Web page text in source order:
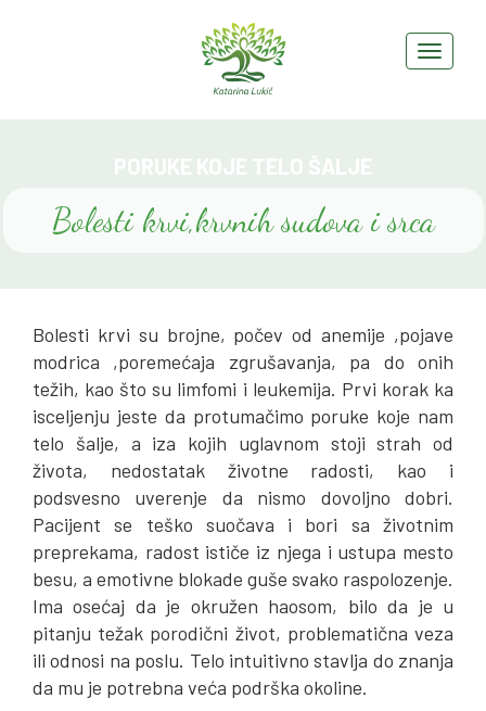
Bolesti krvi,krvnih sudova i srca
Bolesti krvi su brojne, počev od anemije ,pojave
modrica ,poremećaja zgrušavanja, pa do onih
težih, kao što su limfomi i leukemija. Prvi korak ka
isceljenju jeste da protumačimo poruke koje nam
telo šalje, a iza kojih uglavnom stoji strah od
života, nedostatak životne radosti, kao i
podsvesno uverenje da nismo dovoljno dobri.
Pacijent se teško suočava i bori sa životnim
preprekama, radost ističe iz njega i ustupa mesto
besu, a emotivne blokade guše svako raspolozenje.
Ima osećaj da je okružen haosom, bilo da je u
pitanju težak porodični život, problematična veza
ili odnosi na poslu. Telo intuitivno stavlja do znanja
da mu je potrebna veća podrška okoline.